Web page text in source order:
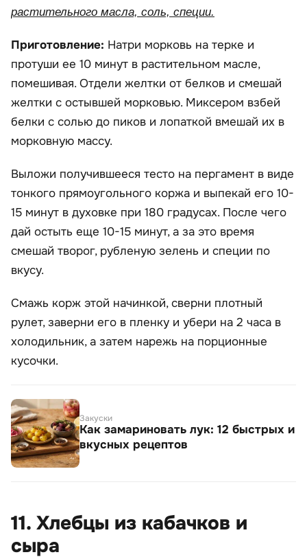
растительного масла, соль, специи.
Приготовление: Натри морковь на терке и
протуши ее 10 минут в растительном масле,
помешивая. Отдели желтки от белков и смешай
желтки с остывшей морковью. Миксером взбей
белки с солью до пиков и лопаткой вмешай их в
морковную массу.
Выложи получившееся тесто на пергамент в виде
тонкого прямоугольного коржа и выпекай его 10-
15 минут в духовке при 180 градусах. После чего
дай остыть еще 10-15 минут, а за это время
смешай творог, рубленую зелень и специи по
вкусу.
Смажь корж этой начинкой, сверни плотный
рулет, заверни его в пленку и убери на 2 часа в
холодильник, а затем нарежь на порционные
кусочки.
Закуски
Как замариновать лук: 12 быстрых и
вкусных рецептов
11. Хлебцы из кабачков и
сыра